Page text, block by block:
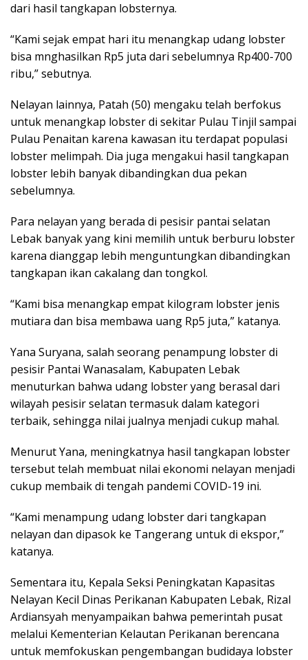
dari hasil tangkapan lobsternya.
“Kami sejak empat hari itu menangkap udang lobster
bisa mnghasilkan Rp5 juta dari sebelumnya Rp400-700
ribu,” sebutnya.
Nelayan lainnya, Patah (50) mengaku telah berfokus
untuk menangkap lobster di sekitar Pulau Tinjil sampai
Pulau Penaitan karena kawasan itu terdapat populasi
lobster melimpah. Dia juga mengakui hasil tangkapan
lobster lebih banyak dibandingkan dua pekan
sebelumnya.
Para nelayan yang berada di pesisir pantai selatan
Lebak banyak yang kini memilih untuk berburu lobster
karena dianggap lebih menguntungkan dibandingkan
tangkapan ikan cakalang dan tongkol.
“Kami bisa menangkap empat kilogram lobster jenis
mutiara dan bisa membawa uang Rp5 juta,” katanya.
Yana Suryana, salah seorang penampung lobster di
pesisir Pantai Wanasalam, Kabupaten Lebak
menuturkan bahwa udang lobster yang berasal dari
wilayah pesisir selatan termasuk dalam kategori
terbaik, sehingga nilai jualnya menjadi cukup mahal.
Menurut Yana, meningkatnya hasil tangkapan lobster
tersebut telah membuat nilai ekonomi nelayan menjadi
cukup membaik di tengah pandemi COVID-19 ini.
“Kami menampung udang lobster dari tangkapan
nelayan dan dipasok ke Tangerang untuk di ekspor,”
katanya.
Sementara itu, Kepala Seksi Peningkatan Kapasitas
Nelayan Kecil Dinas Perikanan Kabupaten Lebak, Rizal
Ardiansyah menyampaikan bahwa pemerintah pusat
melalui Kementerian Kelautan Perikanan berencana
untuk memfokuskan pengembangan budidaya lobster